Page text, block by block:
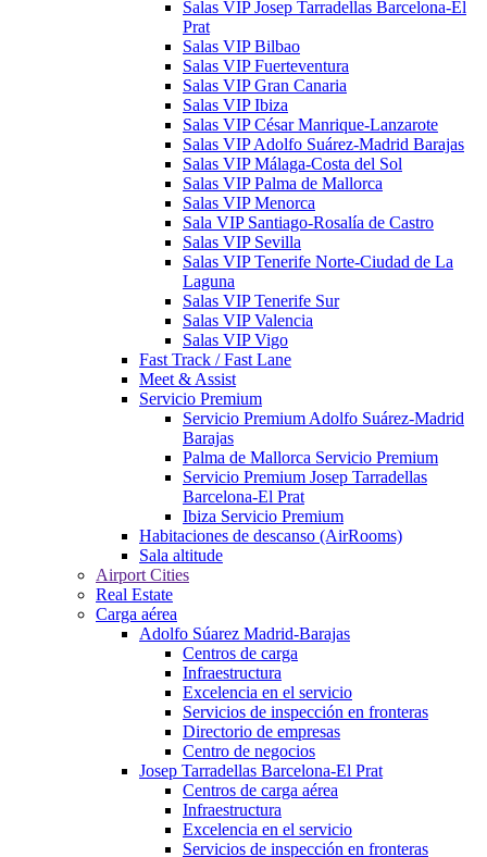
Salas VIP Josep Tarradellas Barcelona-El
Prat
Salas VIP Bilbao
Salas VIP Fuerteventura
Salas VIP Gran Canaria
Salas VIP Ibiza
Salas VIP César Manrique-Lanzarote
Salas VIP Adolfo Suárez-Madrid Barajas
Salas VIP Málaga-Costa del Sol
Salas VIP Palma de Mallorca
Salas VIP Menorca
Sala VIP Santiago-Rosalía de Castro
Salas VIP Sevilla
Salas VIP Tenerife Norte-Ciudad de La
Laguna
Salas VIP Tenerife Sur
Salas VIP Valencia
Salas VIP Vigo
Fast Track / Fast Lane
Meet & Assist
Servicio Premium
Servicio Premium Adolfo Suárez-Madrid
Barajas
Palma de Mallorca Servicio Premium
Servicio Premium Josep Tarradellas
Barcelona-El Prat
Ibiza Servicio Premium
Habitaciones de descanso (AirRooms)
Sala altitude
Airport Cities
Real Estate
Carga aérea
Adolfo Súarez Madrid-Barajas
Centros de carga
Infraestructura
Excelencia en el servicio
Servicios de inspección en fronteras
Directorio de empresas
Centro de negocios
Josep Tarradellas Barcelona-El Prat
Centros de carga aérea
Infraestructura
Excelencia en el servicio
Servicios de inspección en fronteras